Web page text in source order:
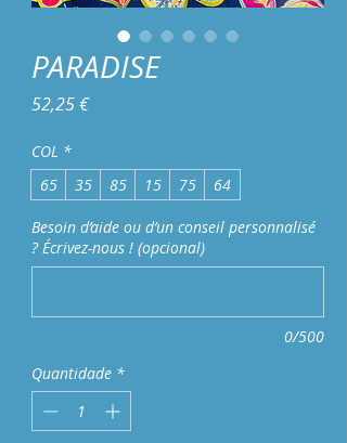
PARADISE
52,25 €Preço
COL *
65
35 85 15 75 64
Besoin d’aide ou d’un conseil personnalisé
? Écrivez-nous ! (opcional)
0/500
Quantidade *